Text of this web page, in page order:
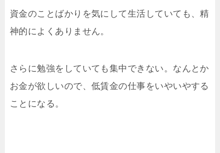
資金のことばかりを気にして生活していても、精
神的によくありません。
さらに勉強をしていても集中できない。なんとか
お金が欲しいので、低賃金の仕事をいやいやする
ことになる。